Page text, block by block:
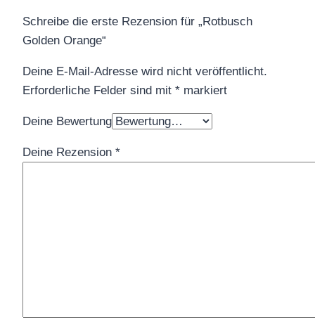
Schreibe die erste Rezension für „Rotbusch
Golden Orange“
Deine E-Mail-Adresse wird nicht veröffentlicht.
Erforderliche Felder sind mit * markiert
Deine Bewertung
Deine Rezension *